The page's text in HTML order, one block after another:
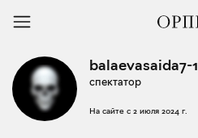
balaevasaida7-1
спектатор
На сайте с 2 июля 2024 г.